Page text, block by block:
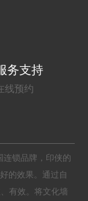
务支持
线预约
连锁品牌，印侠的
的效果。通过自
有效。将文化墙